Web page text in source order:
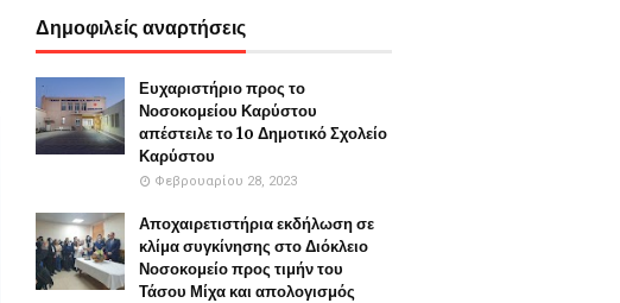
Δημοφιλείς αναρτήσεις
Ευχαριστήριο προς το
Νοσοκομείου Καρύστου
απέστειλε το 1o Δημοτικό Σχολείο
Καρύστου
Φεβρουαρίου 28, 2023
Αποχαιρετιστήρια εκδήλωση σε
κλίμα συγκίνησης στο Διόκλειο
Νοσοκομείο προς τιμήν του
Τάσου Μίχα και απολογισμός